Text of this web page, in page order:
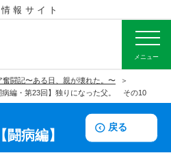
情報サイト
メニュー
奮闘記〜ある日、親が壊れた。〜
病編・第23回】独りになった父。 その10
病編】
戻る